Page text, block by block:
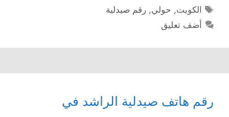
الوسوم
الكويت, حولي,رقم صيدلية
أضف تعليق
رقم هاتف صيدلية الراشد في